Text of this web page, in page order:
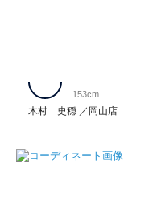
木村 史穏 岡山店
153cm